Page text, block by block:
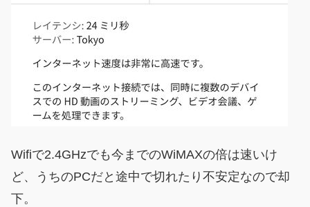
Wifiで2.4GHzでも今までのWiMAXの倍は速いけ
ど、うちのPCだと途中で切れたり不安定なので却
下。